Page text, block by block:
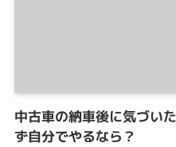
中古車の納車後に気づい
ず自分でやるなら？